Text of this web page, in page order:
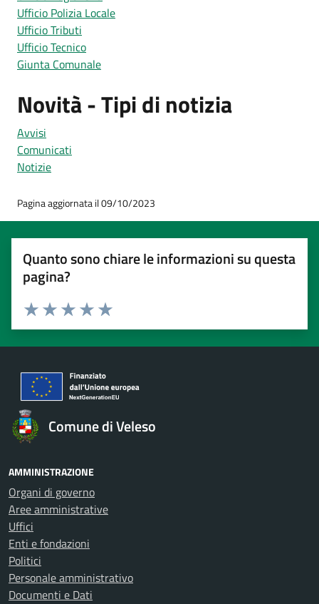
Ufficio Polizia Locale
Ufficio Tributi
Ufficio Tecnico
Giunta Comunale
Novità - Tipi di notizia
Avvisi
Comunicati
Notizie
Pagina aggiornata il 09/10/2023
Quanto sono chiare le informazioni su questa
pagina?
Valuta 5 stelle su 5
Valuta 4 stelle su 5
Valuta 3 stelle su 5
Valuta 2 stelle su 5
Valuta 1 stelle su 5
Comune di Veleso
AMMINISTRAZIONE
Organi di governo
Aree amministrative
Uffici
Enti e fondazioni
Politici
Personale amministrativo
Documenti e Dati